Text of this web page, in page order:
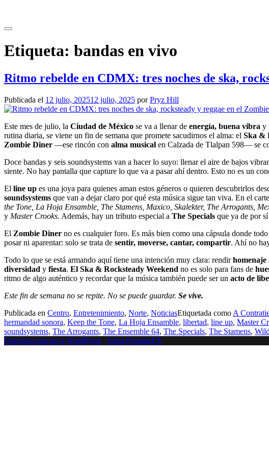
contenido
Etiqueta: bandas en vivo
Ritmo rebelde en CDMX: tres noches de ska,
Publicada el 12 julio, 202512 julio, 2025 porPryz Hill
Este mes de julio, la Ciudad de México se va a llenar de energía, buena vibra y
rutina diaria, se viene un fin de semana que promete sacudirnos el alma: el Ska &
Zombie Diner —ese rincón con alma musical en Calzada de Tlalpan 598— se
Doce bandas y seis soundsystems van a hacer lo suyo: llenar el aire de bajos
siente. No hay pantalla que capture lo que va a pasar ahí dentro. Esto no es un
El line up es una joya para quienes aman estos géneros o quieren descubrirlos
soundsystems que van a dejar claro por qué esta música sigue tan viva. En el
the Tone, La Hoja Ensamble, The Stamens, Maxico, Skalekter, The Arrogants,
y Master Crooks. Además, hay un tributo especial a The Specials que ya de por
El Zombie Diner no es cualquier foro. Es más bien como una cápsula donde
posar ni aparentar: solo se trata de sentir, moverse, cantar, compartir. Ahí no
Todo lo que se está armando aquí tiene una intención muy clara: rendirhomenaje
diversidad y fiesta. El Ska & Rocksteady Weekend no es solo para fans de
ritmo de algo auténtico y recordar que la música también puede ser un acto de
Este fin de semana no se repite. No se puede guardar. Se vive.
Publicada en Centro, Entretenimiento, Norte, NoticiasEtiquetada como A
hermandad sonora, Keep the Tone, La Hoja Ensamble, libertad, line up, Master
soundsystems, The Arrogants, The Ensemble 64, The Specials, The Stamens,
Funciona gracias a WordPress
Tema PopularFX